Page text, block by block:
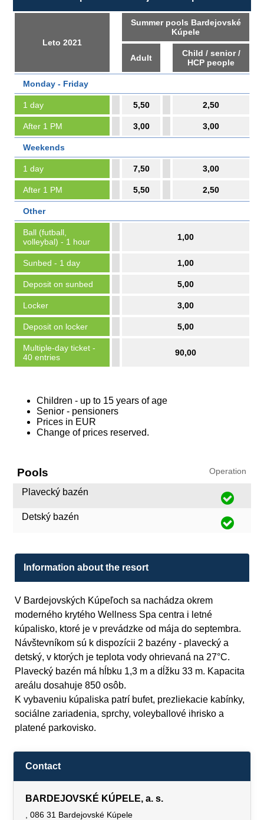
Leto 2021
Summer pools Bardejovské
Kúpele
Adult
Child / senior /
HCP people
Monday - Friday
1 day 5,50 2,50
After 1 PM 3,00 3,00
Weekends
1 day 7,50 3,00
After 1 PM 5,50 2,50
Other
Ball (futball,
volleybal) - 1 hour
1,00
Sunbed - 1 day 1,00
Deposit on sunbed 5,00
Locker 3,00
Deposit on locker 5,00
Multiple-day ticket -
40 entries
90,00
Children - up to 15 years of age
Senior - pensioners
Prices in EUR
Change of prices reserved.
Pools Operation
Plavecký bazén
Detský bazén
Information about the resort
V Bardejovských Kúpeľoch sa nachádza okrem
moderného krytého Wellness Spa centra i letné
kúpalisko, ktoré je v prevádzke od mája do septembra.
Návštevníkom sú k dispozícii 2 bazény - plavecký a
detský, v ktorých je teplota vody ohrievaná na 27°C.
Plavecký bazén má hĺbku 1,3 m a dĺžku 33 m. Kapacita
areálu dosahuje 850 osôb.
K vybaveniu kúpaliska patrí bufet, prezliekacie kabínky,
sociálne zariadenia, sprchy, voleyballové ihrisko a
platené parkovisko.
Contact
BARDEJOVSKÉ KÚPELE, a. s.
, 086 31 Bardejovské Kúpele